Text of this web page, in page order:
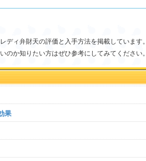
ディ弁財天の評価と入手方法を掲載しています
のか知りたい方はぜひ参考にしてみてください。
果